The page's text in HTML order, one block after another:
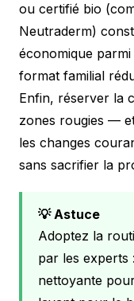
ou certifié bio
Neutraderm)
économique
format familial
Enfin, réserver la
zones rougies —
les changes
sans sacrifier la
💡 Astuce
Adoptez la
par les experts
nettoyante